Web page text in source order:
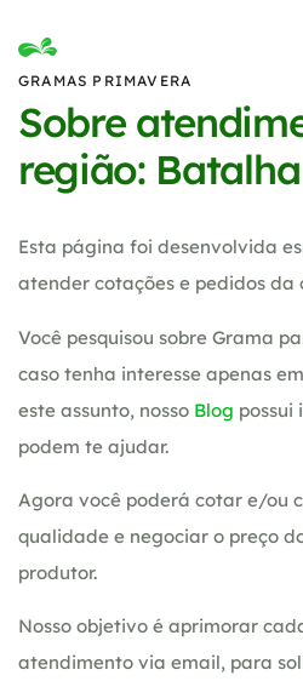
GRAMAS PRIMAVERA
Sobre
região:
Esta página foi desenvolvida
atender cotações e pedidos
Você pesquisou sobre Grama
caso tenha interesse apenas
este assunto, nosso Blog possui
podem te ajudar.
Agora você poderá cotar e/ou
qualidade e negociar o preço
produtor.
Nosso objetivo é aprimorar
atendimento via email, para